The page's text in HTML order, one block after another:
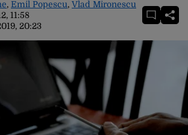
, Emil Popescu, Vlad Mironescu
11:58
20:23